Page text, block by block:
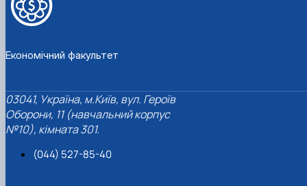
Економічний факультет
03041, Україна, м.Київ, вул. Героїв
Оборони, 11 (навчальний корпус
№10), кімната 301.
(044) 527-85-40